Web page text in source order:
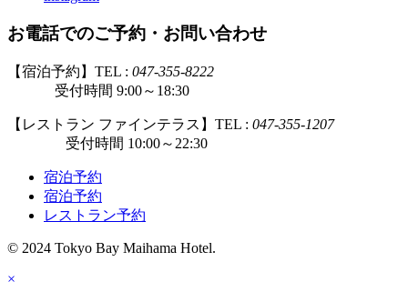
お電話でのご予約・お問い合わせ
【宿泊予約】TEL : 047-355-8222
受付時間 9:00～18:30
【レストラン ファインテラス】TEL : 047-355-1207
受付時間 10:00～22:30
宿泊予約
宿泊予約
レストラン予約
© 2024 Tokyo Bay Maihama Hotel.
×